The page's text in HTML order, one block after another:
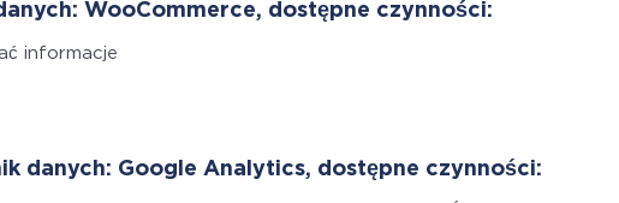
WooCommerce, dostępne czynności:
informacje
danych: Google Analytics, dostępne czynności: